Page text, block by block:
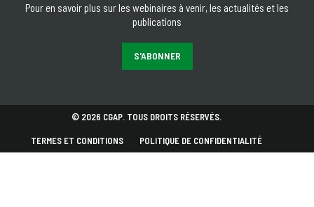
Pour en savoir plus sur les webinaires à venir, les actualités et les
publications
S'ABONNER
© 2026 CGAP. TOUS DROITS RÉSERVÉS.
TERMES ET CONDITIONS POLITIQUE DE CONFIDENTIALITÉ